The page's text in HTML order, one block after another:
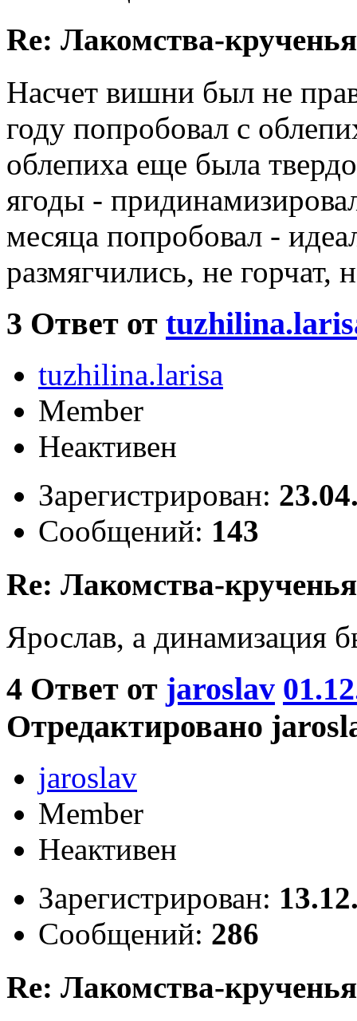
Re: Лакомства-крученья
Насчет вишни был не
году попробовал с
облепиха еще была
ягоды -
месяца попробовал -
размягчились, не
3 Ответ от
tuzhilina.larisa
Member
Неактивен
Зарегистрирован:
Сообщений: 143
Re: Лакомства-крученья
Ярослав, а динамизация
4 Ответ от jaroslav
Отредактировано
jaroslav
Member
Неактивен
Зарегистрирован:
Сообщений: 286
Re: Лакомства-крученья